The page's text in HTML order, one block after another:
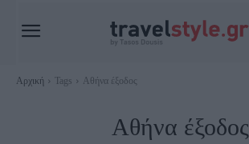
Αρχική Tags Αθήνα έξοδος
Αθήνα έξοδος